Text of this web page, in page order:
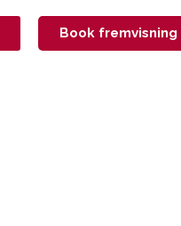
Book fremvisning